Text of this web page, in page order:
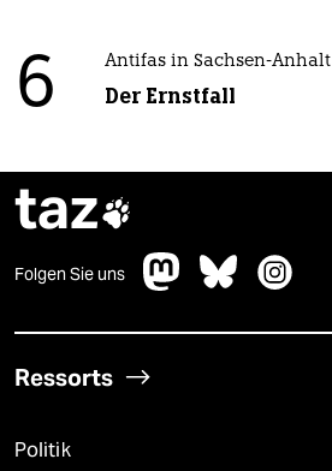
6 Antifas in Sachsen-Anhalt
Der Ernstfall
taz
Folgen Sie uns
Ressorts
Politik